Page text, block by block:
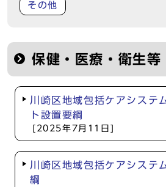
その他
保健・医療・衛生
川崎区地域包括ケアシステ
ト設置要綱
[2025年7月11日]
川崎区地域包括ケアシステ
綱